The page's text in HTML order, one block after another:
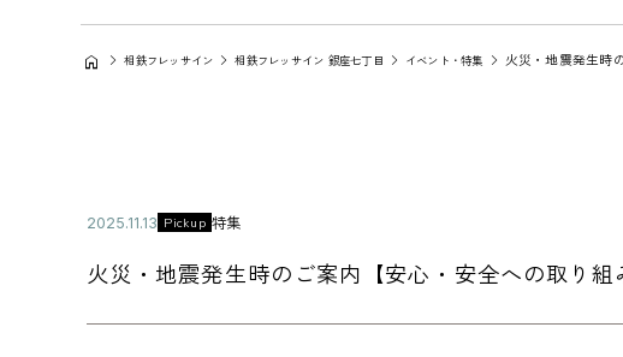
相鉄フレッサイン 相鉄フレッサイン 銀座七丁目 イベント・特集 火災・地震発生時
火災・地震発生時のご案内【安心・安全への取り組
公
日
2
2
5
1
カ
ゴ
ー
Pickup 特集